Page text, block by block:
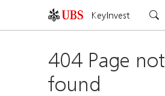
KeyInvest
404 Page not
found